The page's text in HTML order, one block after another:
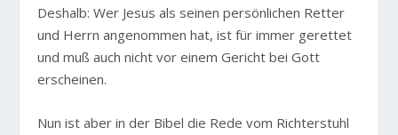
Deshalb: Wer Jesus als seinen persönlichen Retter
und Herrn angenommen hat, ist für immer gerettet
und muß auch nicht vor einem Gericht bei Gott
erscheinen.
Nun ist aber in der Bibel die Rede vom Richterstuhl